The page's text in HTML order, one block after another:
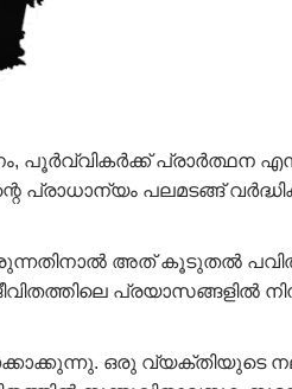
പൂർവ്വികർക്ക് പ്രാർത്ഥന
പലമടങ്ങ്
അത് കൂടുതൽ
പ്രയാസങ്ങളിൽ
ഒരു വ്യക്തിയുടെ